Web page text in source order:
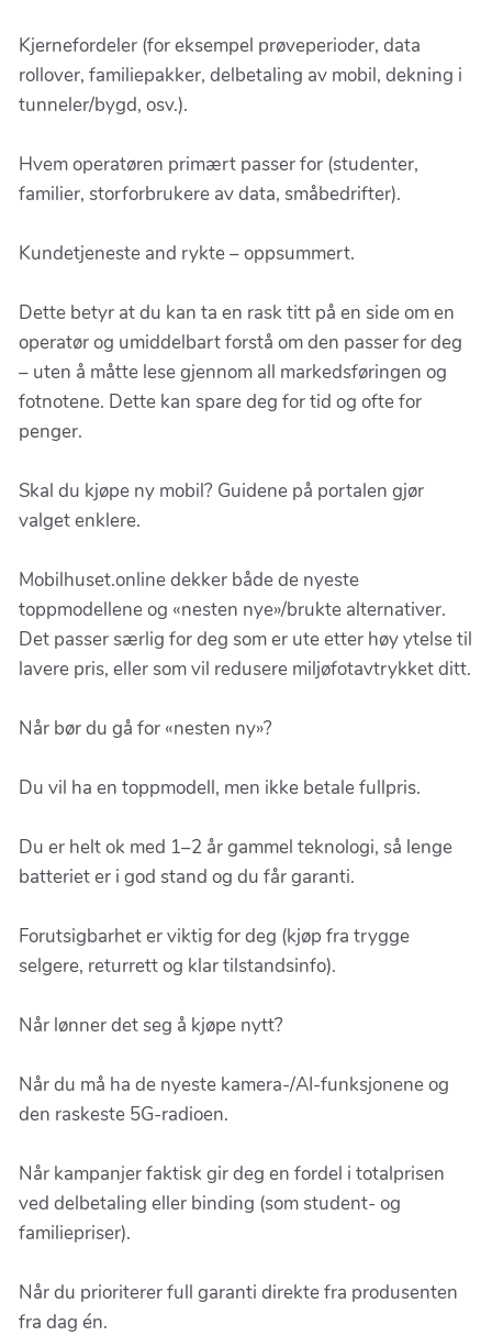
Kjernefordeler (for eksempel prøveperioder, data
rollover, familiepakker, delbetaling av mobil, dekning i
tunneler/bygd, osv.).
Hvem operatøren primært passer for (studenter,
familier, storforbrukere av data, småbedrifter).
Kundetjeneste and rykte – oppsummert.
Dette betyr at du kan ta en rask titt på en side om en
operatør og umiddelbart forstå om den passer for deg
– uten å måtte lese gjennom all markedsføringen og
fotnotene. Dette kan spare deg for tid og ofte for
penger.
Skal du kjøpe ny mobil? Guidene på portalen gjør
valget enklere.
Mobilhuset.online dekker både de nyeste
toppmodellene og «nesten nye»/brukte alternativer.
Det passer særlig for deg som er ute etter høy ytelse til
lavere pris, eller som vil redusere miljøfotavtrykket ditt.
Når bør du gå for «nesten ny»?
Du vil ha en toppmodell, men ikke betale fullpris.
Du er helt ok med 1–2 år gammel teknologi, så lenge
batteriet er i god stand og du får garanti.
Forutsigbarhet er viktig for deg (kjøp fra trygge
selgere, returrett og klar tilstandsinfo).
Når lønner det seg å kjøpe nytt?
Når du må ha de nyeste kamera-/AI-funksjonene og
den raskeste 5G-radioen.
Når kampanjer faktisk gir deg en fordel i totalprisen
ved delbetaling eller binding (som student- og
familiepriser).
Når du prioriterer full garanti direkte fra produsenten
fra dag én.